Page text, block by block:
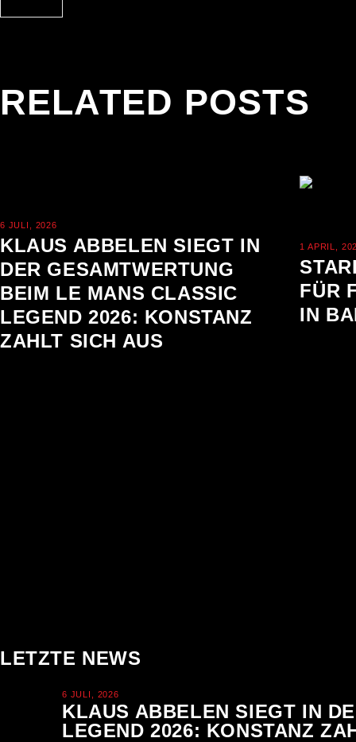
RELATED POSTS
6 JULI, 2026
KLAUS ABBELEN SIEGT IN
DER GESAMTWERTUNG
BEIM LE MANS CLASSIC
LEGEND 2026: KONSTANZ
ZAHLT SICH AUS
1 APRIL,
FÜR
IN
LETZTE NEWS
6 JULI, 2026
KLAUS ABBELEN SIEGT IN
LEGEND 2026: KONSTANZ